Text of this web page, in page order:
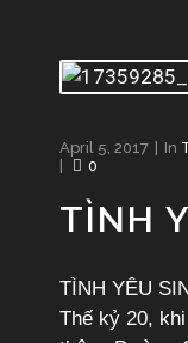
April 5, 2017 In
0
TÌNH
TÌNH YÊU
Thế kỷ 20,